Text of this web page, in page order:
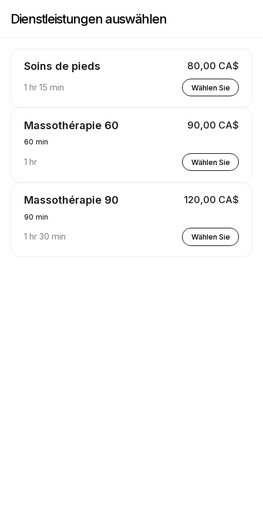
Dienstleistungen auswählen
Soins de pieds 80,00 CA$
1 hr 15 min Wählen Sie
Massothérapie 60 90,00 CA$
60 min
1 hr Wählen Sie
Massothérapie 90 120,00 CA$
90 min
1 hr 30 min Wählen Sie